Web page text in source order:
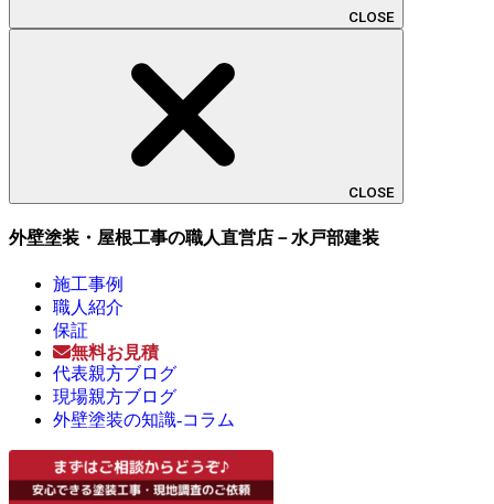
CLOSE
CLOSE
外壁塗装・屋根工事の職人直営店－水戸部建装
施工事例
職人紹介
保証
無料お見積
代表親方ブログ
現場親方ブログ
外壁塗装の知識-コラム